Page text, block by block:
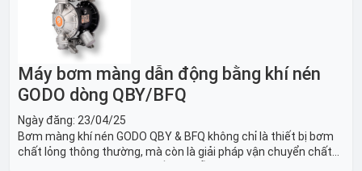
Máy bơm màng dẫn động bằng khí nén
GODO dòng QBY/BFQ
Ngày đăng: 23/04/25
Bơm màng khí nén GODO QBY & BFQ không chỉ là thiết bị bơm
chất lỏng thông thường, mà còn là giải pháp vận chuyển chất